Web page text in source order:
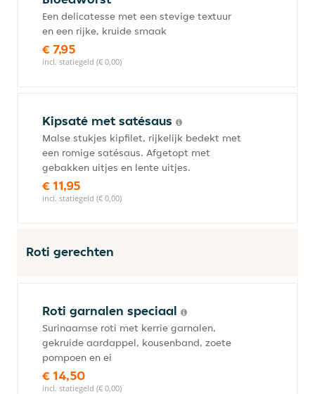
Een delicatesse met een stevige textuur
en een rijke, kruide smaak
€ 7,95
incl. statiegeld (€ 0,00)
Kipsaté met satésaus
Malse stukjes kipfilet, rijkelijk bedekt met
een romige satésaus. Afgetopt met
gebakken uitjes en lente uitjes.
€ 11,95
incl. statiegeld (€ 0,00)
Roti gerechten
Roti garnalen speciaal
Surinaamse roti met kerrie garnalen,
gekruide aardappel, kousenband, zoete
pompoen en ei
€ 14,50
incl. statiegeld (€ 0,00)